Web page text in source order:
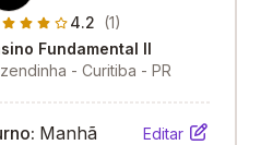
4.2 (1)
Fundamental II
- Curitiba - PR
Manhã Editar